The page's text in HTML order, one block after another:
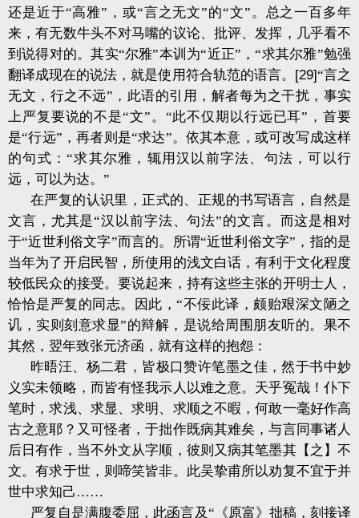
还是近于“高雅”，或“言之无文”的“文”。总之一百多年
来，有无数牛头不对马嘴的议论、批评、发挥，几乎看不
到说得对的。其实“尔雅”本训为“近正”，“求其尔雅”勉强
翻译成现在的说法，就是使用符合轨范的语言。 [29]“言之
无文，行之不远”，此语的引用，解者每为之干扰，事实
上严复要说的不是“文”。“此不仅期以行远已耳”，首要
是“行远”，再者则是“求达”。依其本意，或可改写成这样
的句式：“求其尔雅，辄用汉以前字法、句法，可以行
远，可以为达。”
在严复的认识里，正式的、正规的书写语言，自然是
文言，尤其是“汉以前字法、句法”的文言。而这是相对
于“近世利俗文字”而言的。所谓“近世利俗文字”，指的是
当年为了开启民智，所使用的浅文白话，有利于文化程度
较低民众的接受。要说起来，持有这些主张的开明士人，
恰恰是严复的同志。因此，“不佞此译，颇贻艰深文陋之
讥，实则刻意求显”的辩解，是说给周围朋友听的。果不
其然，翌年致张元济函，就有这样的抱怨：
昨晤汪、杨二君，皆极口赞许笔墨之佳，然于书中妙
义实未领略，而皆有怪我示人以难之意。天乎冤哉！仆下
笔时，求浅、求显、求明、求顺之不暇，何敢一毫好作高
古之意耶？又可怪者，于拙作既病其难矣，与言同事诸人
后日有作，当不外文从字顺，彼则又病其笔墨其【之】不
文。有求于世，则啼笑皆非。此吴挚甫所以劝复不宜于并
世中求知己……
严复自是满腹委屈，此函言及“《原富》拙稿，刻接译